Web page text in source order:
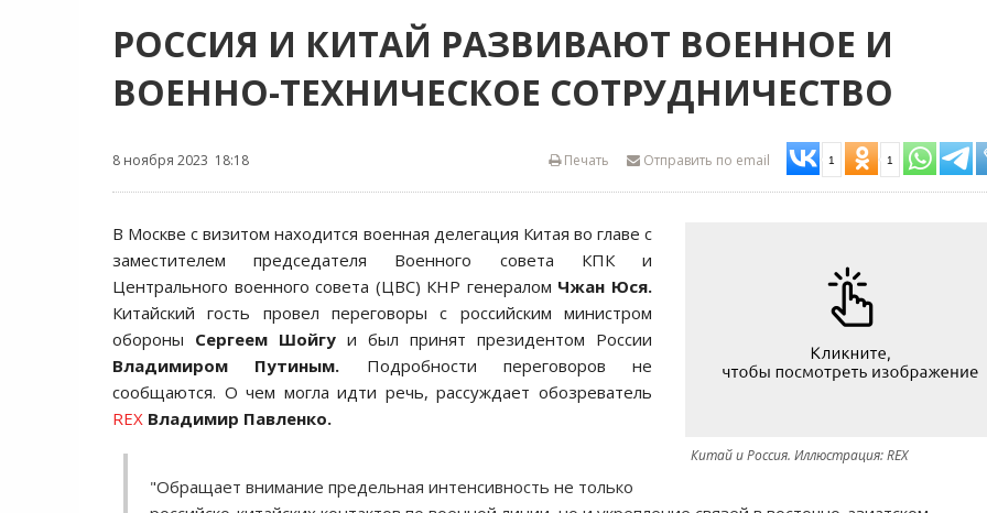
РОССИЯ И КИТАЙ РАЗВИВАЮТ ВОЕННОЕ И
ВОЕННО-ТЕХНИЧЕСКОЕ СОТРУДНИЧЕСТВО
8 ноября 2023 18:18 Отправить по email 1 1
Печать
Китай и Россия. Иллюстрация: REX
В Москве с визитом находится военная делегация Китая во главе с
заместителем председателя Военного совета КПК и
Центрального военного совета (ЦВС) КНР генералом Чжан Юся.
Китайский гость провел переговоры с российским министром
обороны Сергеем Шойгу и был принят президентом России
Владимиром Путиным. Подробности переговоров не
сообщаются. О чем могла идти речь, рассуждает обозреватель
REX Владимир Павленко.
"Обращает внимание предельная интенсивность не только